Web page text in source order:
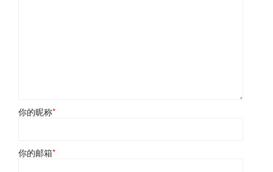
你的昵称*
你的邮箱*